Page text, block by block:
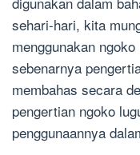
sehari-hari, kita
menggunakan
sebenarnya
membahas secara
pengertian ngoko
penggunaannya